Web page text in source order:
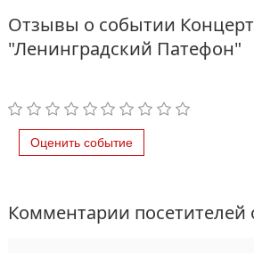
Отзывы о событии
"Ленинградский Патефон"
Оценить событие
Комментарии посетителей